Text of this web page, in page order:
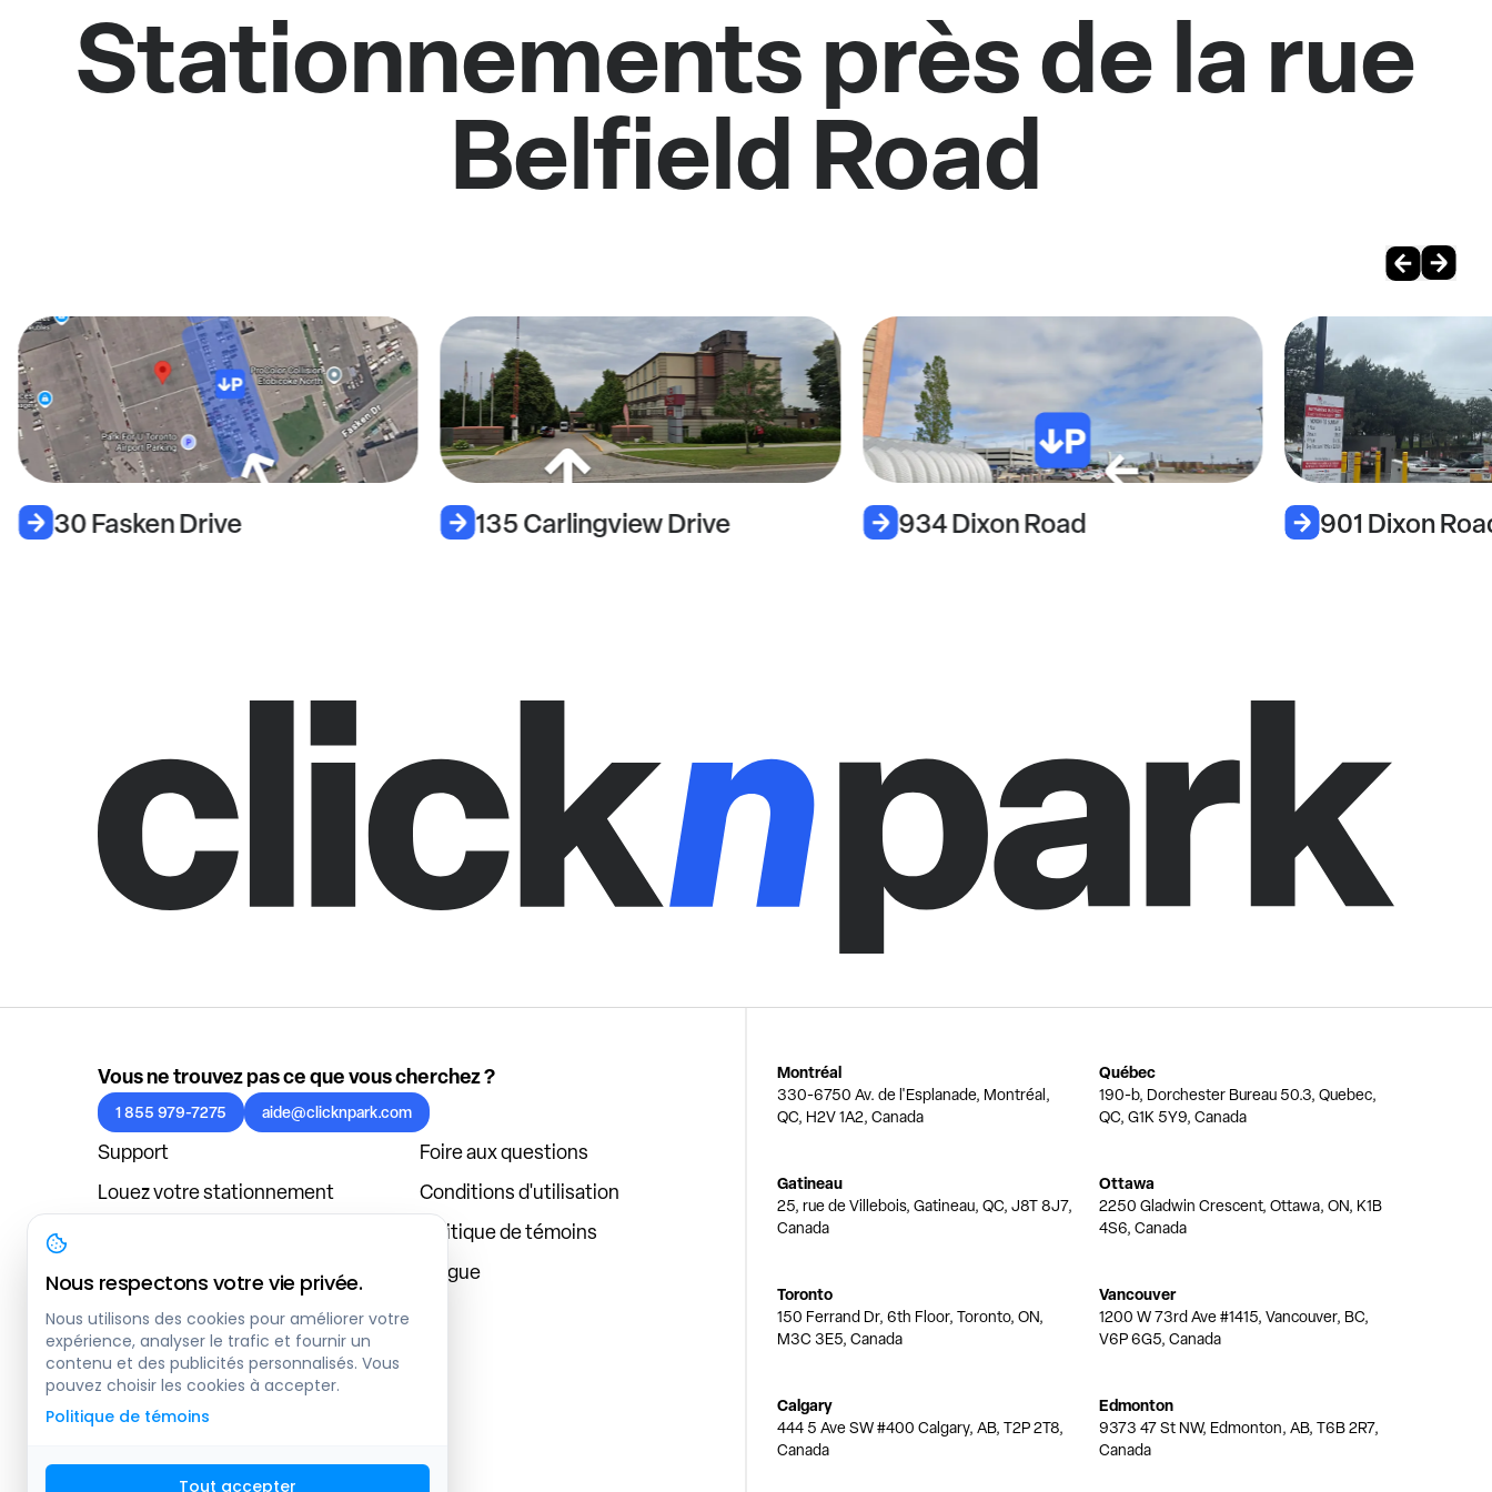
Stationnements près de la rue
Belfield Road
30 Fasken Drive 135 Carlingview Drive 934 Dixon Road 901 Dixon
Vous ne trouvez pas ce que vous cherchez ?
1 855 979-7275 aide@clicknpark.com
Support
Foire aux questions
Louez votre stationnement
Conditions d'utilisation
Politique de témoins
À propos
Blogue
Connexion au tableau de bord
Montréal
330-6750 Av. de l'Esplanade, Montréal,
QC, H2V 1A2, Canada
Québec
190-b, Dorchester Bureau 50.3, Quebec,
QC, G1K 5Y9, Canada
Gatineau
25, rue de Villebois, Gatineau, QC, J8T 8J7,
Canada
Ottawa
2250 Gladwin Crescent, Ottawa, ON, K1B
4S6, Canada
Toronto
150 Ferrand Dr, 6th Floor, Toronto, ON,
M3C 3E5, Canada
Vancouver
1200 W 73rd Ave #1415, Vancouver, BC,
V6P 6G5, Canada
Calgary
444 5 Ave SW #400 Calgary, AB, T2P 2T8,
Canada
Edmonton
9373 47 St NW, Edmonton, AB, T6B 2R7,
Canada
Nous respectons votre vie privée.
Nous utilisons des cookies pour améliorer votre
expérience, analyser le trafic et fournir un
contenu et des publicités personnalisés. Vous
pouvez choisir les cookies à accepter.
Politique de témoins
Tout accepter